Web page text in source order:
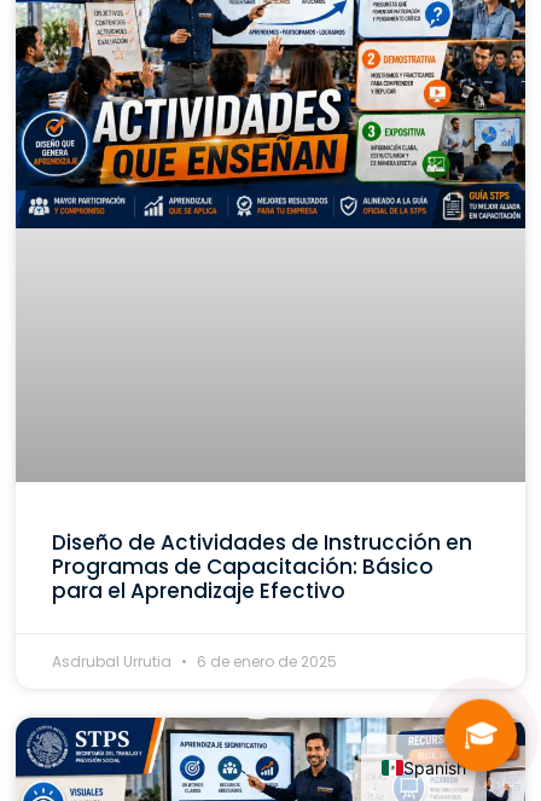
Diseño de Actividades de Instrucción en
Programas de Capacitación: Básico
para el Aprendizaje Efectivo
Asdrubal Urrutia 6 de enero de 2025
🎓
Spanish